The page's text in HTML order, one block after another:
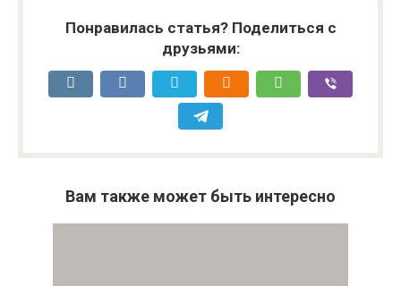
Понравилась статья? Поделиться с
друзьями:
Вам также может быть интересно